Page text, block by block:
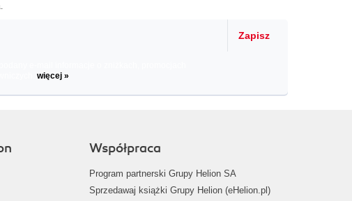
Zapisz
więcej »
Współpraca
Program partnerski Grupy Helion SA
Sprzedawaj książki Grupy Helion (eHelion.pl)